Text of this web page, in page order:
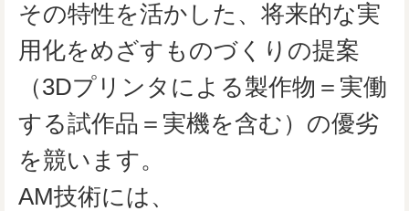
その特性を活かした、将来的な実
用化をめざすものづくりの提案
（3Dプリンタによる製作物＝実働
する試作品＝実機を含む）の優劣
を競います。
AM技術には、